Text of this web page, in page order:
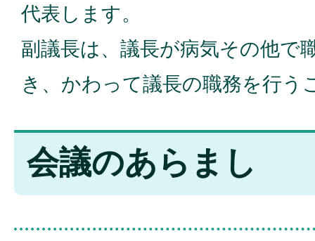
代表します。
副議長は、議長が病気その他で
き、かわって議長の職務を行う
会議のあらまし